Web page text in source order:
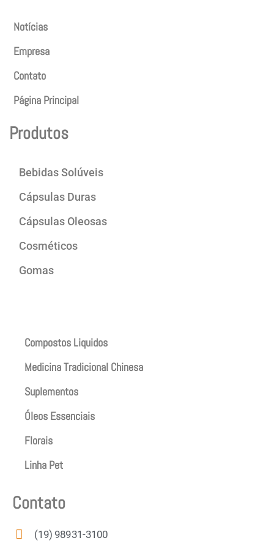
Notícias
Empresa
Contato
Página Principal
Produtos
Bebidas Solúveis
Cápsulas Duras
Cápsulas Oleosas
Cosméticos
Gomas
Compostos Liquidos
Medicina Tradicional Chinesa
Suplementos
Óleos Essenciais
Florais
Linha Pet
Contato
(19) 98931-3100